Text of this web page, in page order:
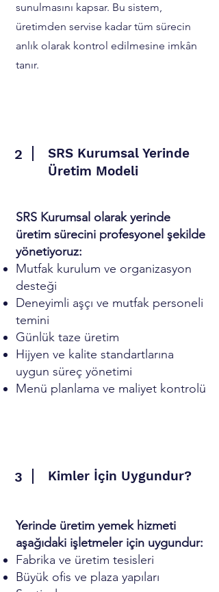
sunulmasını kapsar. Bu sistem,
üretimden servise kadar tüm sürecin
anlık olarak kontrol edilmesine imkân
tanır.
2
SRS Kurumsal Yerinde
Üretim Modeli
SRS Kurumsal olarak yerinde
üretim sürecini profesyonel şekilde
yönetiyoruz:
Mutfak kurulum ve organizasyon
desteği
Deneyimli aşçı ve mutfak personeli
temini
Günlük taze üretim
Hijyen ve kalite standartlarına
uygun süreç yönetimi
Menü planlama ve maliyet kontrolü
3 Kimler İçin Uygundur?
Yerinde üretim yemek hizmeti
aşağıdaki işletmeler için uygundur:
Fabrika ve üretim tesisleri
Büyük ofis ve plaza yapıları